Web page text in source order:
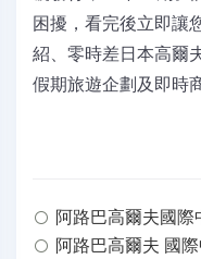
困擾，看完後立即讓
紹、零時差日本高爾
假期旅遊企劃及即時
阿路巴高爾夫國際
阿路巴高爾夫 國